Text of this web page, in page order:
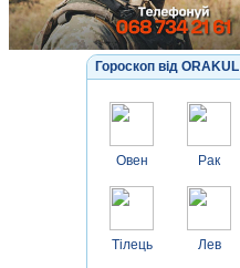
Гороскоп від ORAKUL
Овен
Тілець
Рак
Лев